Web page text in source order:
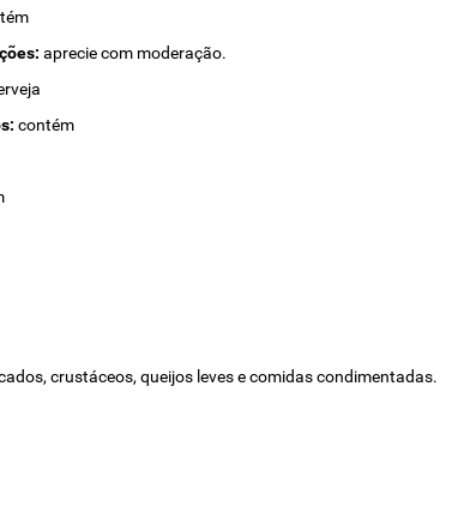
aprecie com moderação.
contém
crustáceos, queijos leves e comidas condimentadas.